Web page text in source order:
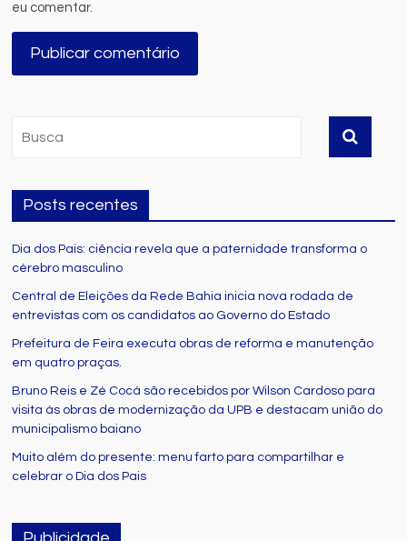
eu comentar.
Posts recentes
Dia dos Pais: ciência revela que a paternidade transforma o
cérebro masculino
Central de Eleições da Rede Bahia inicia nova rodada de
entrevistas com os candidatos ao Governo do Estado
Prefeitura de Feira executa obras de reforma e manutenção
em quatro praças.
Bruno Reis e Zé Cocá são recebidos por Wilson Cardoso para
visita às obras de modernização da UPB e destacam união do
municipalismo baiano
Muito além do presente: menu farto para compartilhar e
celebrar o Dia dos Pais